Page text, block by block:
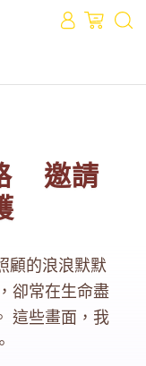
邀請
顧的浪浪默默
卻常在生命盡
這些畫面，我